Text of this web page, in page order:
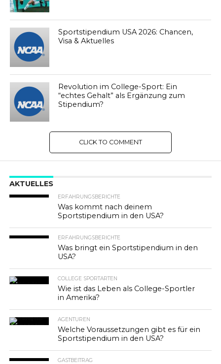
Sportstipendium USA 2026: Chancen,
Visa & Aktuelles
Revolution im College-Sport: Ein
“echtes Gehalt” als Ergänzung zum
Stipendium?
CLICK TO COMMENT
AKTUELLES
ERFAHRUNGSBERICHTE
Was kommt nach deinem
Sportstipendium in den USA?
ERFAHRUNGSBERICHTE
Was bringt ein Sportstipendium in den
USA?
COLLEGE SPORTARTEN
Wie ist das Leben als College-Sportler
in Amerika?
AGENTUREN
Welche Voraussetzungen gibt es für ein
Sportstipendium in den USA?
GASTBEITRAG